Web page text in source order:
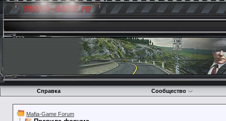
Справка Сообщество
Mafia-Game Forum